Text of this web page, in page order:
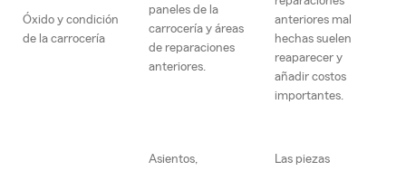
Óxido y condición
de la carrocería
paneles de la
carrocería y áreas
de reparaciones
anteriores.
anteriores mal
hechas suelen
reaparecer y
añadir costos
importantes.
Asientos,
Las piezas